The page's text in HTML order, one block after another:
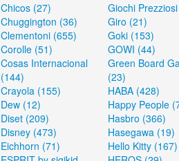
Chicos (27)
Chuggington (36)
Clementoni (655)
Corolle (51)
Cosas Internacional
(144)
Crayola (155)
Dew (12)
Diset (209)
Disney (473)
Eichhorn (71)
Giochi
Giro (21)
Goki (153)
GOWI (44)
Green Board
(23)
HABA (428)
Happy People
Hasbro (366)
Hasegawa (19)
Hello Kitty (167)